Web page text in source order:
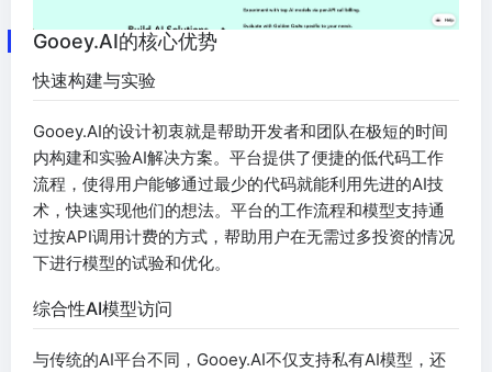
Gooey.AI的核心优势
快速构建与实验
Gooey.AI的设计初衷就是帮助开发者和团队在极短的时间
内构建和实验AI解决方案。平台提供了便捷的低代码工作
流程，使得用户能够通过最少的代码就能利用先进的AI技
术，快速实现他们的想法。平台的工作流程和模型支持通
过按API调用计费的方式，帮助用户在无需过多投资的情况
下进行模型的试验和优化。
综合性AI模型访问
与传统的AI平台不同，Gooey.AI不仅支持私有AI模型，还